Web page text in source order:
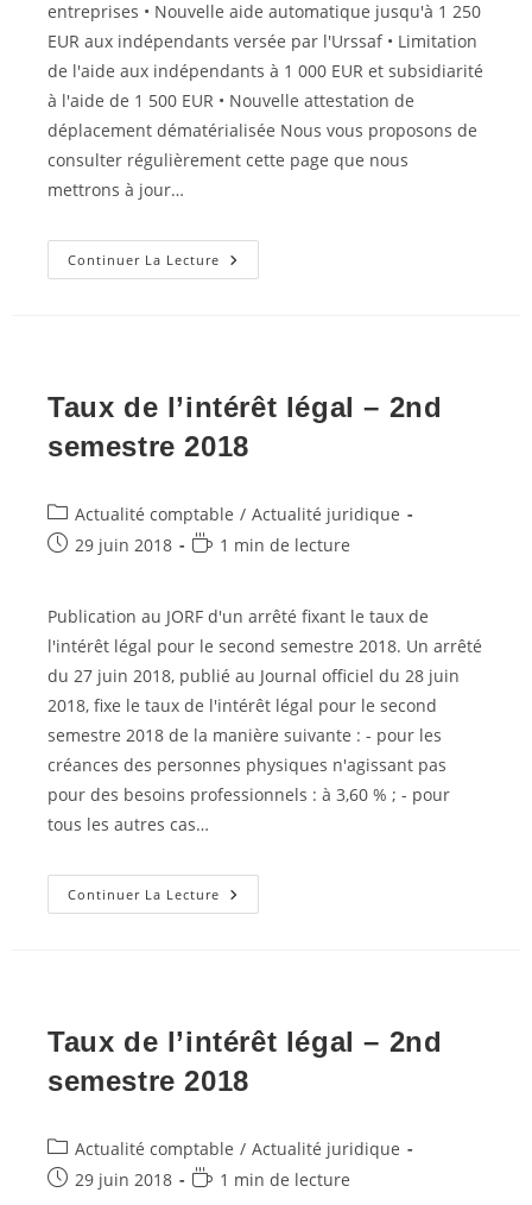
entreprises • Nouvelle aide automatique jusqu'à 1 250
EUR aux indépendants versée par l'Urssaf • Limitation
de l'aide aux indépendants à 1 000 EUR et subsidiarité
à l'aide de 1 500 EUR • Nouvelle attestation de
déplacement dématérialisée Nous vous proposons de
consulter régulièrement cette page que nous
mettrons à jour…
Continuer La Lecture CORONAVIRUS
Taux de l’intérêt légal – 2nd
semestre 2018
Post
category:
Actualité comptable / Actualité juridique
Post29 juin 2018
Temps1 min de lecture
Publication au JORF d'un arrêté fixant le taux de
l'intérêt légal pour le second semestre 2018. Un arrêté
du 27 juin 2018, publié au Journal officiel du 28 juin
2018, fixe le taux de l'intérêt légal pour le second
semestre 2018 de la manière suivante : - pour les
créances des personnes physiques n'agissant pas
pour des besoins professionnels : à 3,60 % ; - pour
tous les autres cas…
Continuer La Lecture Taux
De
Taux de l’intérêt légal – 2nd
semestre 2018
Post
category:
Actualité comptable / Actualité juridique
Post29 juin 2018
Temps1 min de lecture